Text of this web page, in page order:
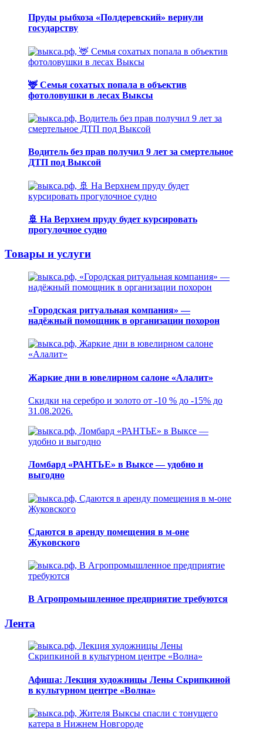
Пруды рыбхоза «Полдеревский» вернули
государству
🦌 Семья сохатых попала в объектив
фотоловушки в лесах Выксы
Водитель без прав получил 9 лет за смертельное
ДТП под Выксой
🚢 На Верхнем пруду будет курсировать
прогулочное судно
Товары и услуги
«Городская ритуальная компания» —
надёжный помощник в организации похорон
Жаркие дни в ювелирном салоне «Алалит»
Скидки на серебро и золото от -10 % до -15% до
31.08.2026.
Ломбард «РАНТЬЕ» в Выксе — удобно и
выгодно
Сдаются в аренду помещения в м-оне
Жуковского
В Агропромышленное предприятие требуются
Лента
Афиша: Лекция художницы Лены Скрипкиной
в культурном центре «Волна»